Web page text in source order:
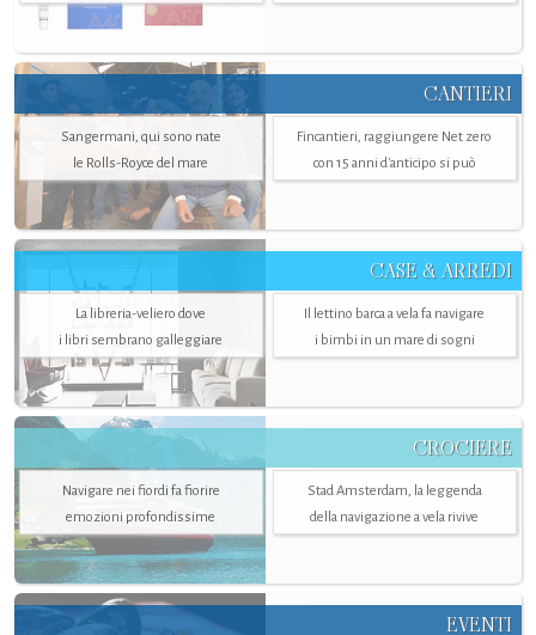
CANTIERI
Sangermani, qui sono nate
le Rolls-Royce del mare
Fincantieri, raggiungere Net zero
con 15 anni d'anticipo si può
CASE & ARREDI
La libreria-veliero dove
i libri sembrano galleggiare
Il lettino barca a vela fa navigare
i bimbi in un mare di sogni
CROCIERE
Navigare nei fiordi fa fiorire
emozioni profondissime
Stad Amsterdam, la leggenda
della navigazione a vela rivive
EVENTI